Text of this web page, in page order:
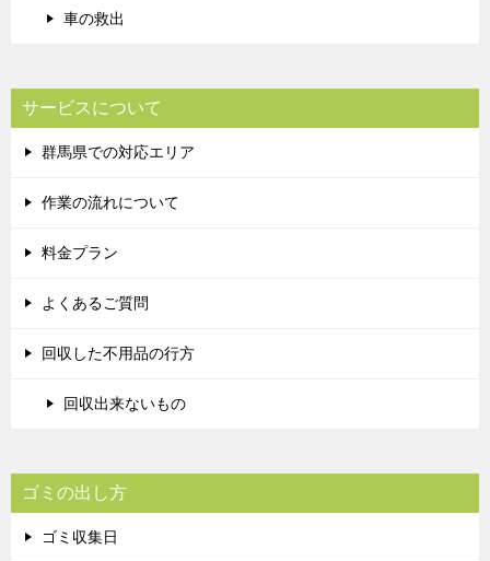
車の救出
サービスについて
群馬県での対応エリア
作業の流れについて
料金プラン
よくあるご質問
回収した不用品の行方
回収出来ないもの
ゴミの出し方
ゴミ収集日